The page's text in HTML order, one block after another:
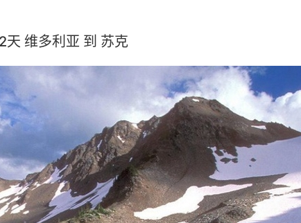
天 维多利亚 到 苏克